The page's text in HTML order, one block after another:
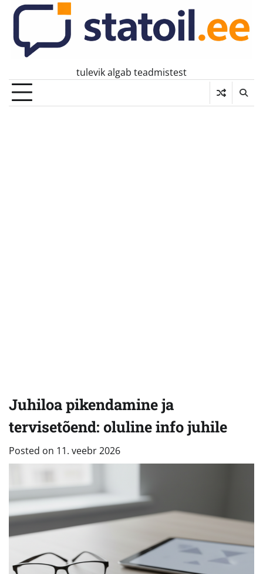
Skip
content
tulevik algab teadmistest
Juhiloa pikendamine ja
tervisetõend: oluline info juhile
Posted on 11. veebr 2026